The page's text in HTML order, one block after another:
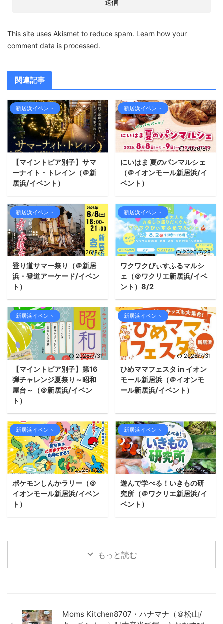
This site uses Akismet to reduce spam. Learn how your
comment data is processed.
関連記事
新居浜イベント
2026/8/7
【マイントピア別子】サマ
ーナイト・トレイン（＠新
居浜/イベント）
新居浜イベント
2026/8/7
にいはま 夏のパンマルシェ
（＠イオンモール新居浜/イ
ベント）
新居浜イベント
2026/8/7
登り道サマー祭り（＠新居
浜・登道アーケード/イベン
ト）
新居浜イベント
2026/7/28
ワクワクぴぃすふるマルシ
ェ（＠ワクリエ新居浜/イベ
ント）8/2
新居浜イベント
2026/7/31
【マイントピア別子】第16
弾チャレンジ夏祭り～昭和
屋台～（＠新居浜/イベン
ト）
新居浜イベント
2026/7/31
ひめママフェスタ in イオン
モール新居浜（＠イオンモ
ール新居浜/イベント）
新居浜イベント
2026/7/26
ポケモンしんかラリー（＠
イオンモール新居浜/イベン
ト）
新居浜イベント
2026/7/26
遊んで学べる！いきもの研
究所（＠ワクリエ新居浜/イ
ベント）
もっと読む
Moms Kitchen8707・ハナマナ（＠松山/